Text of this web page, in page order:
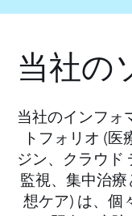
当社の
当社のインフォ
トフォリオ (
ジン、クラウド
監視、集中治
想ケア) は、個